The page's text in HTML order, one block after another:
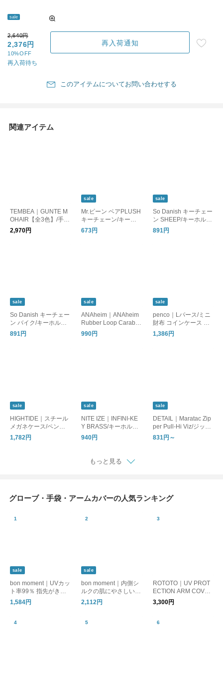
sale
2,640円
2,376円
10%OFF
再入荷待ち
再入荷通知
このアイテムについてお問い合わせする
関連アイテム
TEMBEA｜GUNTE M
OHAIR【全3色】/手袋
モヘヤ 2トーン ユニセ
ックス
2,970円
sale
Mr.ビーン ベアPLUSH
キーチェーン/キーホ
ルダー
673円
sale
So Danish キーチェー
ン SHEEP/キーホルダ
ー デンマーク
891円
sale
So Danish キーチェー
ン バイク/キーホルダ
ー 自転車 デンマーク
891円
sale
ANAheim｜ANAheim
Rubber Loop Carabin
er/カラビナ キーホル
ダー
990円
sale
penco｜Lパース/ミニ
財布 コインケース カ
ードケース
1,386円
sale
HIGHTIDE｜スチール
メガネケース/ペンケ
ース
1,782円
sale
NITE IZE｜INFINI-KE
Y BRASS/キーホルダ
ー USA製
940円
sale
DETAIL｜Maratac Zip
per Pull-Hi Viz/ジッパ
ープル
831円～
もっと見る
グローブ・手袋・アームカバーの人気ランキング
sale
bon moment｜UVカッ
ト率99％ 指先がきれ
いに見える アームカ
バー / UPF50＋ メン
1,584円
sale
bon moment｜内側シ
ルクの肌にやさしいア
ームカバー ロングタ
イプ
2,112円
ROTOTO｜UV PROT
ECTION ARM COVER
(UVプロテクションア
ームカバー r5137
3,300円